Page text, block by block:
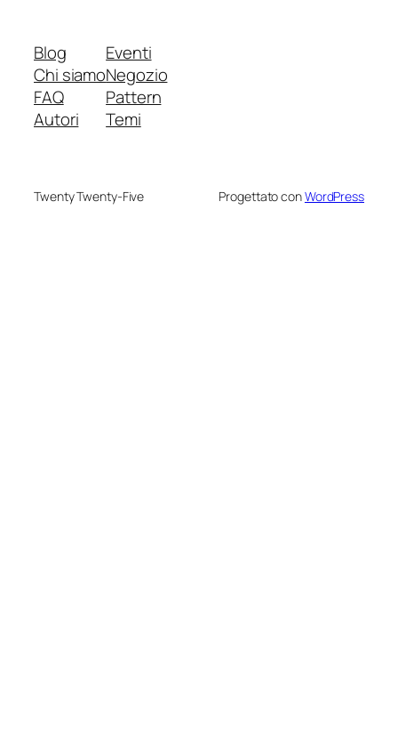
Blog
Chi siamo
FAQ
Autori
Eventi
Negozio
Pattern
Temi
Twenty Twenty-Five Progettato conWordPress